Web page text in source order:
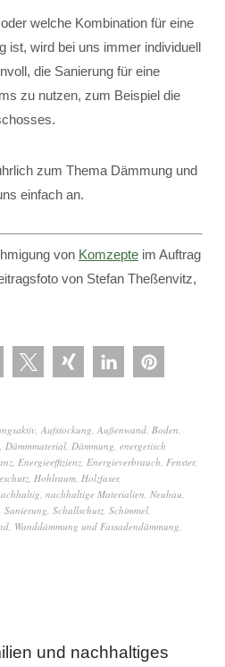
welche Kombination für eine
ist, wird bei uns immer individuell
die Sanierung für eine
zu nutzen, zum Beispiel die
zum Thema Dämmung und
einfach an.
von Komzepte im Auftrag
von Stefan Theßenvitz,
, Aufstockung, Außenwand, Boden,
, Dämmmaterial, Dämmung, energetisch
, Energieeffizienz, Energieverbrauch, Fenster,
, Hohlraum, Holzfaser,
, nachhaltige Materialien, Neubau,
, Sanierung, Schallschutz, Schimmel,
, Wanddämmung und Fassadendämmung,
und nachhaltiges